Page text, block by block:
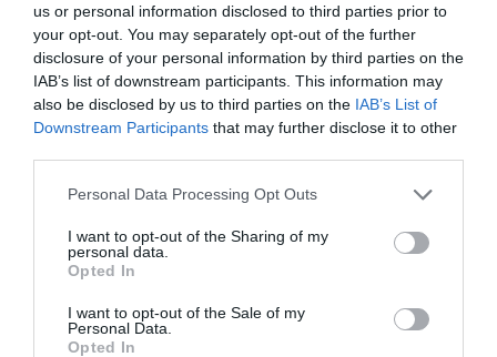
us or personal information disclosed to third parties prior to
your opt-out. You may separately opt-out of the further
disclosure of your personal information by third parties on the
IAB’s list of downstream participants. This information may
also be disclosed by us to third parties on the IAB’s List of
Downstream Participants that may further disclose it to other
Please note that this website/app uses one or more Google
not limited to your visit or usage behaviour. You may click to
grant or deny consent to Google and its third-party tags to
use your data for below specified purposes in below Google
consent section.
Personal Data Processing Opt Outs
I want to opt-out of the Sharing of my
personal data.
Opted In
I want to opt-out of the Sale of my
Personal Data.
Opted In
kirándulni, sőt szívesen zenélnek akár közösen is.
dal erejéig, ám valószínű, hogy az utóbbi időben erre
nem kerülhetett sor, hiszen Blanka éppen Amerikában
látogatta őt, hiszen már nagyon hiányoztak egymásnak.
A fiatal lány már többször is elmondta, hogy imád San